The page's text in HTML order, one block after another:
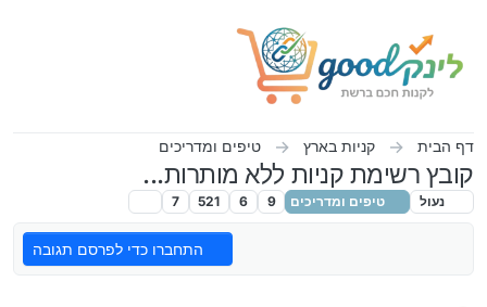
דף הבית קניות בארץ טיפים ומדריכים
קובץ רשימת קניות ללא מותרות...
נעול טיפים ומדריכים 9
6
521
7
התחברו כדי לפרסם תגובה